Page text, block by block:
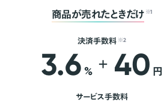
商品が売れたときだけ ※1
決済手数料 ※2
3.6 % + 40 円
サービス手数料